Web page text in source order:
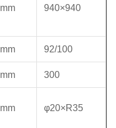
mm 940×940
mm 92/100
mm 300
mm φ20×R35